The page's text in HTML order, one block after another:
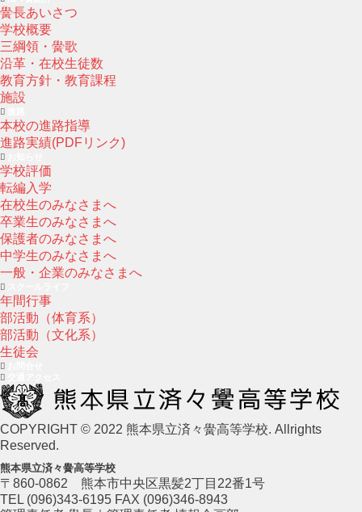
黌長あいさつ
学校概要
三綱領・黌歌
沿革・在校生徒数
教育方針・教育課程
施設
本校の進路指導
進路実績(PDFリンク)
学校評価
転編入学
在校生のみなさまへ
卒業生のみなさまへ
保護者のみなさまへ
中学生のみなさまへ
一般・企業のみなさまへ
年間行事
部活動（体育系）
部活動（文化系）
生徒会
COPYRIGHT © 2022 熊本県立済々黌高等学校. Allrights
Reserved.
熊本県立済々黌高等学校
〒860-0862 熊本市中央区黒髪2丁目22番1号
TEL (096)343-6195 FAX (096)346-8943